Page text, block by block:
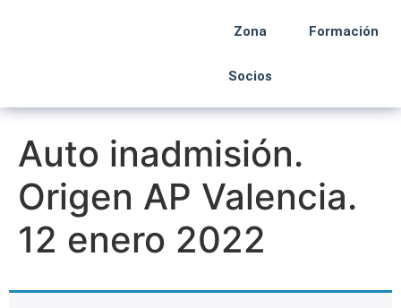
Zona
Socios
Formación
Auto inadmisión.
Origen AP Valencia.
12 enero 2022